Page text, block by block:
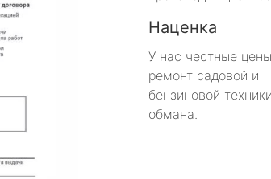
Наценка
У нас честные
ремонт садовой и
бензиновой
обмана.